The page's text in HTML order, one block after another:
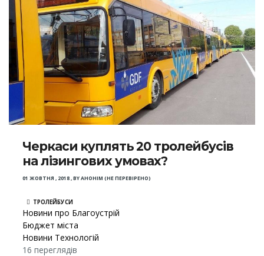
Черкаси куплять 20 тролейбусів
на лізингових умовах?
01 ЖОВТНЯ , 2018,BYАНОНІМ (НЕ ПЕРЕВІРЕНО)
ТРОЛЕЙБУСИ
Новини про Благоустрій
Бюджет міста
Новини Технологій
16 переглядів